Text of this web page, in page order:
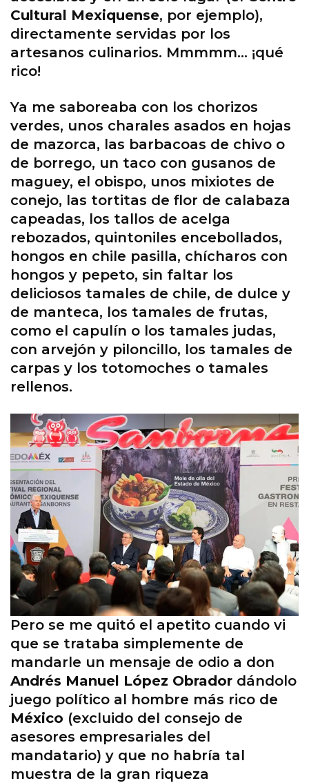
Cultural Mexiquense, por ejemplo),
directamente servidas por los
artesanos culinarios. Mmmmm… ¡qué
rico!
Ya me saboreaba con los chorizos
verdes, unos charales asados en hojas
de mazorca, las barbacoas de chivo o
de borrego, un taco con gusanos de
maguey, el obispo, unos mixiotes de
conejo, las tortitas de flor de calabaza
capeadas, los tallos de acelga
rebozados, quintoniles encebollados,
hongos en chile pasilla, chícharos con
hongos y pepeto, sin faltar los
deliciosos tamales de chile, de dulce y
de manteca, los tamales de frutas,
como el capulín o los tamales judas,
con arvejón y piloncillo, los tamales de
carpas y los totomoches o tamales
rellenos.
Pero se me quitó el apetito cuando vi
que se trataba simplemente de
mandarle un mensaje de odio a don
Andrés Manuel López Obrador dándolo
juego político al hombre más rico de
México (excluido del consejo de
asesores empresariales del
mandatario) y que no habría tal
muestra de la gran riqueza